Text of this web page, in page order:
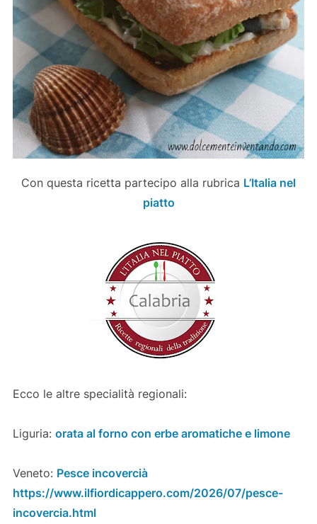
Con questa ricetta partecipo alla rubrica L’Italia nel
piatto
Ecco le altre specialità regionali:
Liguria: orata al forno con erbe aromatiche e limone
Veneto: Pesce incovercià
https://www.ilfiordicappero.com/2026/07/pesce-
incovercia.html